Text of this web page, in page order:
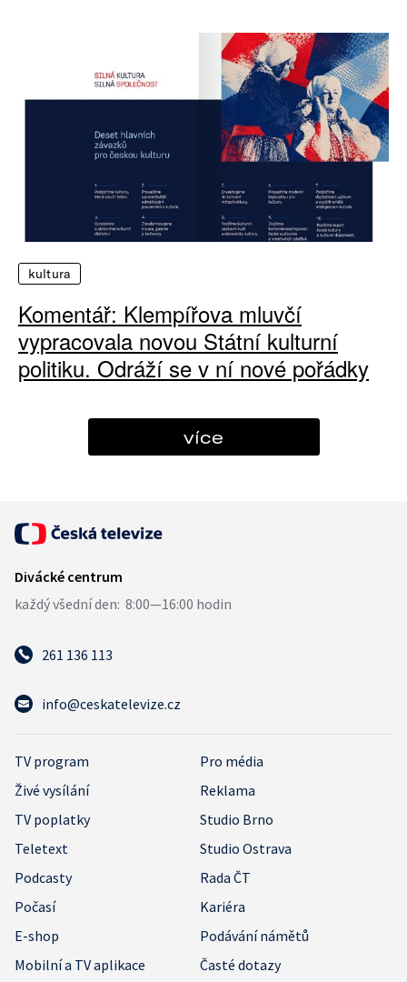
kultura
Komentář: Klempířova mluvčí
vypracovala novou Státní kulturní
politiku. Odráží se v ní nové pořádky
více
261 136 113
info@ceskatelevize.cz
TV program
Pro média
Živé vysílání
Reklama
TV poplatky
Studio Brno
Teletext
Studio Ostrava
Podcasty
Rada ČT
Počasí
Kariéra
E-shop
Podávání námětů
Mobilní a TV aplikace
Časté dotazy